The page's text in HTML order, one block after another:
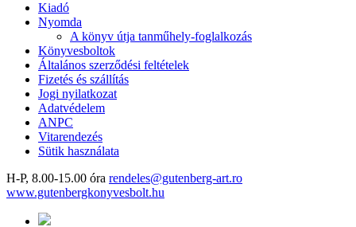
Kiadó
Nyomda
A könyv útja tanműhely-foglalkozás
Könyvesboltok
Általános szerződési feltételek
Fizetés és szállítás
Jogi nyilatkozat
Adatvédelem
ANPC
Vitarendezés
Sütik használata
H-P, 8.00-15.00 óra rendeles@gutenberg-art.ro
www.gutenbergkonyvesbolt.hu